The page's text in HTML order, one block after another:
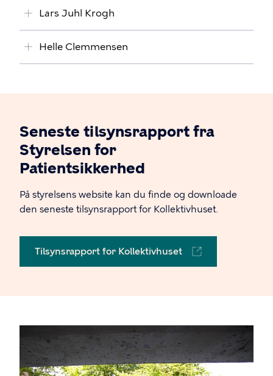
Lars Juhl Krogh
Helle Clemmensen
Seneste tilsynsrapport fra
Styrelsen for
Patientsikkerhed
På styrelsens website kan du finde og downloade
den seneste tilsynsrapport for Kollektivhuset.
Tilsynsrapport for Kollektivhuset